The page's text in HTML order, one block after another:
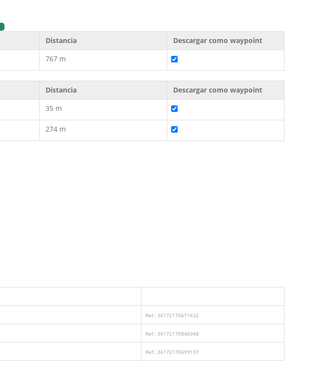
Distancia Descargar como waypoint
767 m
Distancia Descargar como waypoint
35 m
274 m
Ref.: 36172170671632
Ref.: 36172170846048
Ref.: 36172170699197